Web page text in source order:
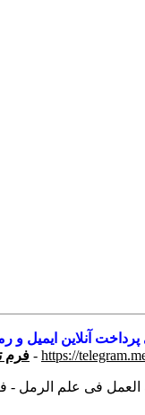
پرداخت آنلاین ایمیل و
https://
- فرم
العمل فی علم الرمل -